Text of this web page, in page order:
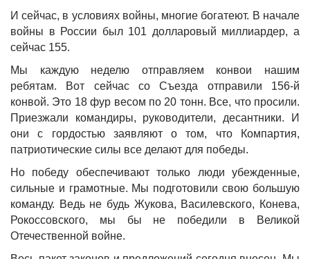
И сейчас, в условиях войны, многие богатеют. В начале
войны в России был 101 долларовый миллиардер, а
сейчас 155.
Мы каждую неделю отправляем конвои нашим
ребятам. Вот сейчас со Съезда отправили 156-й
конвой. Это 18 фур весом по 20 тонн. Все, что просили.
Приезжали командиры, руководители, десантники. И
они с гордостью заявляют о том, что Компартия,
патриотические силы все делают для победы.
Но победу обеспечивают только люди убежденные,
сильные и грамотные. Мы подготовили свою большую
команду. Ведь не будь Жукова, Василевского, Конева,
Рокоссовского, мы бы не победили в Великой
Отечественной войне.